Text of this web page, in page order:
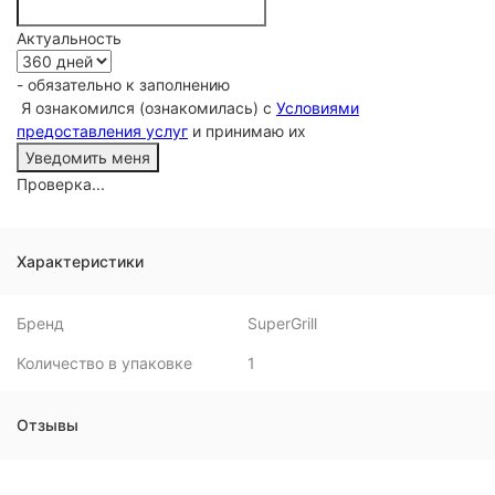
Актуальность
- обязательно к заполнению
Я ознакомился (ознакомилась) с Условиями
предоставления услуг и принимаю их
Проверка...
Характеристики
Бренд SuperGrill
Количество в упаковке 1
Отзывы